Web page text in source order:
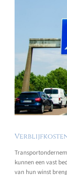
kunnen een vast
van hun winst